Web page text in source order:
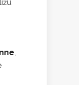
,